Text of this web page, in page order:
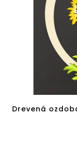
Drevená